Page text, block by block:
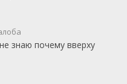
знаю почему вверху